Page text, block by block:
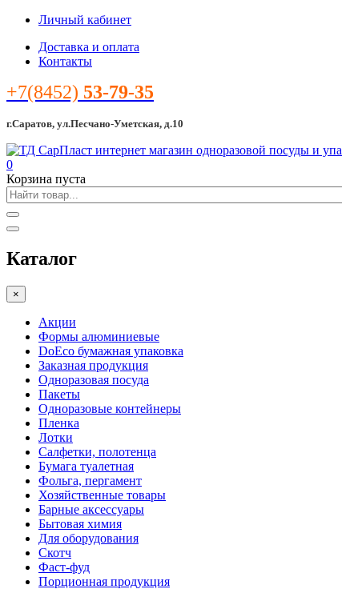
Личный кабинет
Доставка и оплата
Контакты
+7(8452) 53-79-35
г.Саратов, ул.Песчано-Уметская, д.10
0
Корзина пуста
Каталог
×
Акции
Формы алюминиевые
DoEco бумажная упаковка
Заказная продукция
Одноразовая посуда
Пакеты
Одноразовые контейнеры
Пленка
Лотки
Салфетки, полотенца
Бумага туалетная
Фольга, пергамент
Хозяйственные товары
Барные аксессуары
Бытовая химия
Для оборудования
Скотч
Фаст-фуд
Порционная продукция